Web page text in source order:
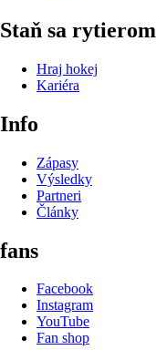
Staň sa rytierom
Hraj hokej
Kariéra
Info
Zápasy
Výsledky
Partneri
Články
fans
Facebook
Instagram
YouTube
Fan shop